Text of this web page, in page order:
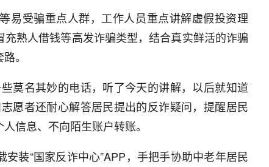
受骗重点人群，工作人员重点讲解虚假投资理
熟人借钱等高发诈骗类型，结合真实鲜活的诈骗
。
名其妙的电话，听了今天的讲解，以后就知道
愿者还耐心解答居民提出的反诈疑问，提醒居民
信息、不向陌生账户转账。
装“国家反诈中心”APP，手把手协助中老年居民